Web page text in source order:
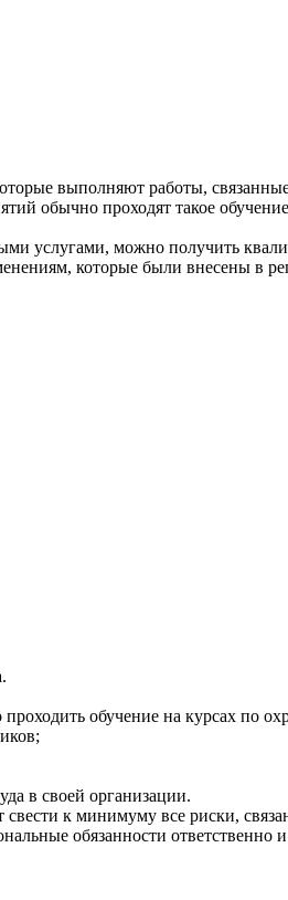
выполняют работы,
обычно проходят такое
услугами, можно получить
которые были внесены в
обучение на курсах по
в своей организации.
к минимуму все риски,
обязанности ответственно